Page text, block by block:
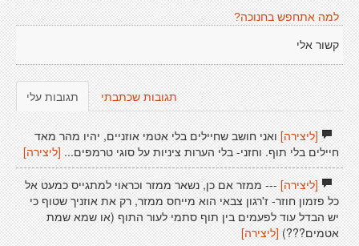
למה אתחפש בחנוכה?
קשור אלי
תגובות עלי תגובות שכתבתי
[ליצירה]ואני חושב שחיילים בלי אטמי אוזניים, יהיו מהר מאד
חיילים בלי תוף. וחזני- בלי הערות ציניות על סוגי טרמפים... [ליצירה]
[ליצירה]--- ממזר אם כן, נשאר ממזר וכראוי למתגייס כמעט אל
כל פזמון חוזר- ז'רגון צבאי הוא מייחס ממזר, רק את אוזניך שטוף כי
יש הבדל עוד לפעמים בין תוף סתמי לעור התוף (או שמא שמת
אטמים???)[ליצירה]